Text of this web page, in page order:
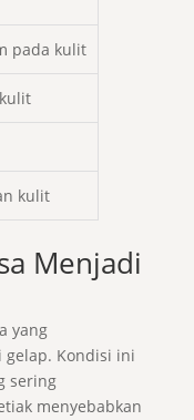
pada kulit
kulit
Menjadi
yang
gelap. Kondisi ini
sering
menyebabkan